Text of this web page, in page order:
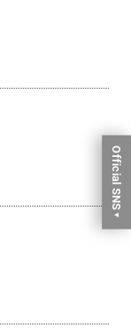
Official SNS
▼